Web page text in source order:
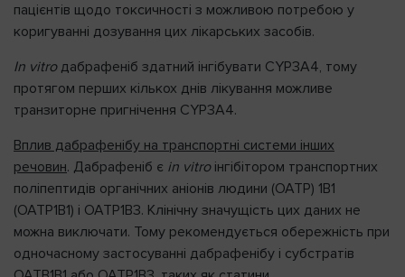
пацієнтів щодо токсичності з можливою потребою у
коригуванні дозування цих лікарських засобів.
In vitroдабрафеніб здатний інгібувати CYP3A4, тому
протягом перших кількох днів лікування можливе
транзиторне пригнічення CYP3A4.
Вплив дабрафенібу на транспортні системи інших
речовин. Дабрафеніб є in vitroінгібітором транспортних
поліпептидів органічних аніонів людини (OATP) 1B1
(OATP1B1) і OATP1B3. Клінічну значущість цих даних не
можна виключати. Тому рекомендується обережність при
одночасному застосуванні дабрафенібу і субстратів